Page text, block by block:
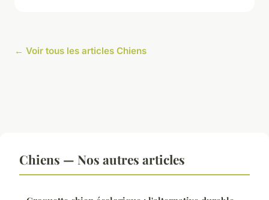
← Voir tous les articles Chiens
Chiens — Nos autres articles